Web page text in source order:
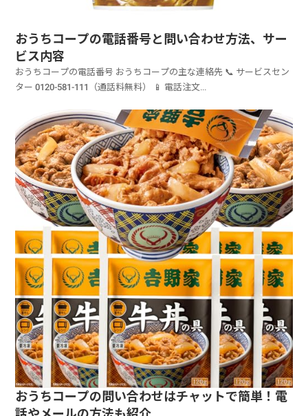
おうちコープの電話番号と問い合わせ方法、サー
ビス内容
おうちコープの電話番号 おうちコープの主な連絡先 📞 サービスセン
ター 0120-581-111（通話料無料） 📱 電話注文...
おうちコープの問い合わせはチャットで簡単！電